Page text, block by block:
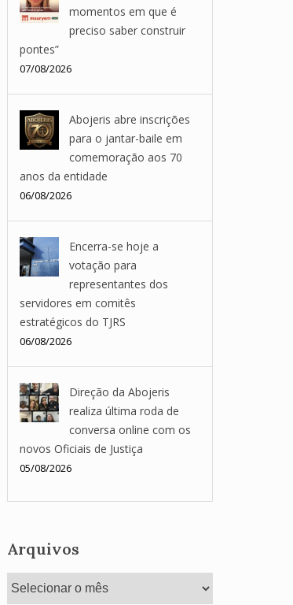
momentos em que é
preciso saber construir
pontes”
07/08/2026
Abojeris abre inscrições
para o jantar-baile em
comemoração aos 70
anos da entidade
06/08/2026
Encerra-se hoje a
votação para
representantes dos
servidores em comitês
estratégicos do TJRS
06/08/2026
Direção da Abojeris
realiza última roda de
conversa online com os
novos Oficiais de Justiça
05/08/2026
Arquivos
Arquivos